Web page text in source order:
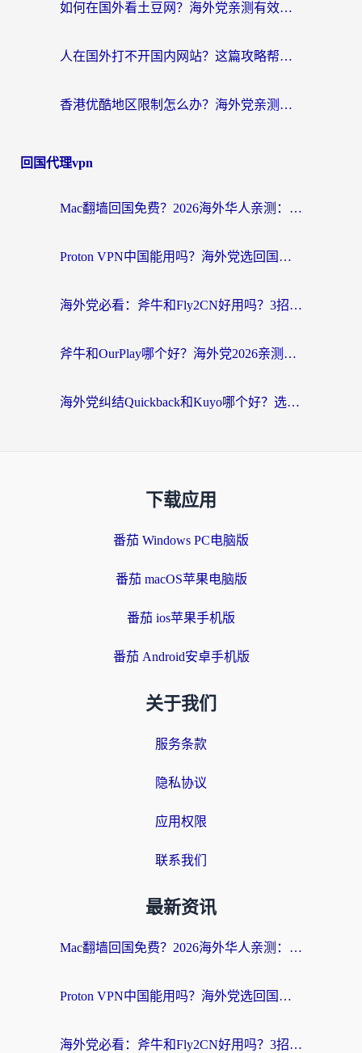
如何在国外看土豆网？海外党亲测有效的追剧加速器选择指南
人在国外打不开国内网站？这篇攻略帮你无缝解锁国内资源（附交管12123使用技巧）
香港优酷地区限制怎么办？海外党亲测有效的追剧解决方案
回国代理vpn
Mac翻墙回国免费？2026海外华人亲测：从CCTV5直播到国内APP，这样选加速器才靠谱
Proton VPN中国能用吗？海外党选回国加速器的避坑指南（附番茄加速器实测）
海外党必看：斧牛和Fly2CN好用吗？3招教你选对回国加速器（附免费试用攻略）
斧牛和OurPlay哪个好？海外党2026亲测：选对加速器，国内资源秒加载
海外党纠结Quickback和Kuyo哪个好？选对回国加速器才能无缝刷国内资源
下载应用
番茄 Windows PC电脑版
番茄 macOS苹果电脑版
番茄 ios苹果手机版
番茄 Android安卓手机版
关于我们
服务条款
隐私协议
应用权限
联系我们
最新资讯
Mac翻墙回国免费？2026海外华人亲测：从CCTV5直播到国内APP，这样选加速器才靠谱
Proton VPN中国能用吗？海外党选回国加速器的避坑指南（附番茄加速器实测）
海外党必看：斧牛和Fly2CN好用吗？3招教你选对回国加速器（附免费试用攻略）